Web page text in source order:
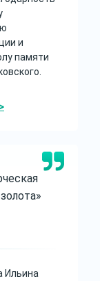
и
памяти
Ильина